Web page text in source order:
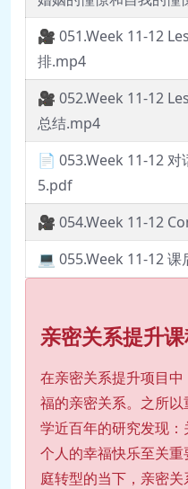
🎥 051.Week 11-12
排.mp4
🎥 052.Week 11-12
总结.mp4
📄 053.Week 11-12
5.pdf
🎥 054.Week 11-12
💻 055.Week 11-12
亲密关系提升
在亲密关系提升项目
福的亲密关系。之所
学近百年的研究发现
个人的幸福快乐至关
庭转型的当下，亲密